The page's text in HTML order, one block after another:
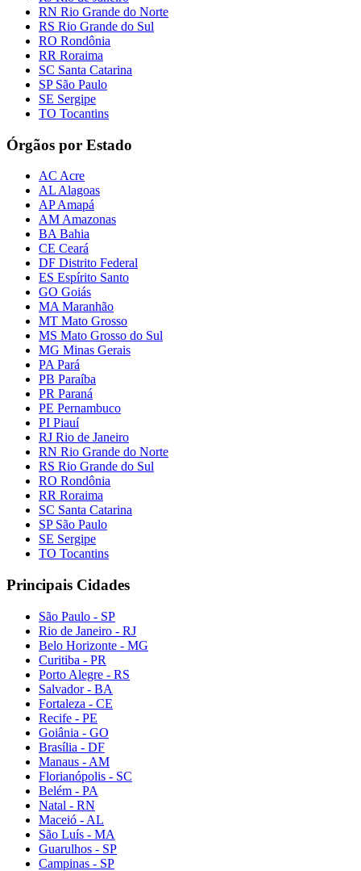
RN Rio Grande do Norte
RS Rio Grande do Sul
RO Rondônia
RR Roraima
SC Santa Catarina
SP São Paulo
SE Sergipe
TO Tocantins
Órgãos por Estado
AC Acre
AL Alagoas
AP Amapá
AM Amazonas
BA Bahia
CE Ceará
DF Distrito Federal
ES Espírito Santo
GO Goiás
MA Maranhão
MT Mato Grosso
MS Mato Grosso do Sul
MG Minas Gerais
PA Pará
PB Paraíba
PR Paraná
PE Pernambuco
PI Piauí
RJ Rio de Janeiro
RN Rio Grande do Norte
RS Rio Grande do Sul
RO Rondônia
RR Roraima
SC Santa Catarina
SP São Paulo
SE Sergipe
TO Tocantins
Principais Cidades
São Paulo - SP
Rio de Janeiro - RJ
Belo Horizonte - MG
Curitiba - PR
Porto Alegre - RS
Salvador - BA
Fortaleza - CE
Recife - PE
Goiânia - GO
Brasília - DF
Manaus - AM
Florianópolis - SC
Belém - PA
Natal - RN
Maceió - AL
São Luís - MA
Guarulhos - SP
Campinas - SP